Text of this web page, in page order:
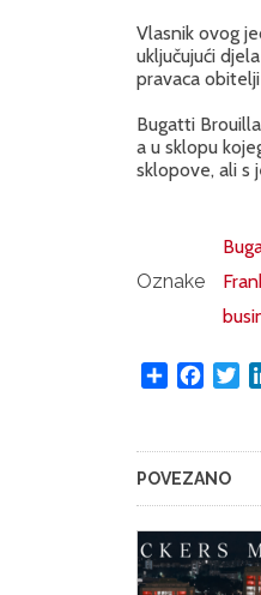
Vlasnik ovog
uključujući
pravaca
Bugatti
a u sklopu
sklopove, ali s
Oznake
Share
POVEZANO